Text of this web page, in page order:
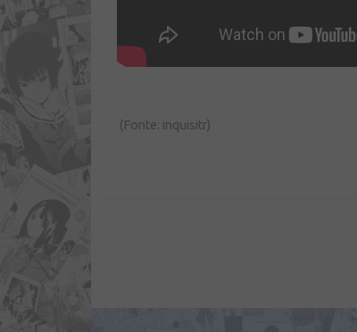
(Fonte: inquisitr)